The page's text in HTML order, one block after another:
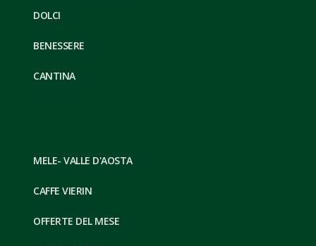
DOLCI
BENESSERE
CANTINA
MELE- VALLE D'AOSTA
CAFFE VIERIN
OFFERTE DEL MESE